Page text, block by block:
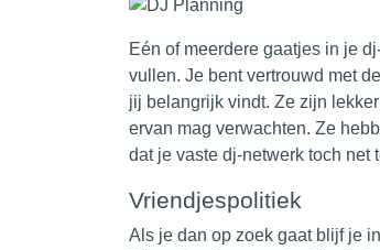
Eén of meerdere gaatjes in je
vullen. Je bent vertrouwd met de
jij belangrijk vindt. Ze zijn
ervan mag verwachten. Ze
dat je vaste dj-netwerk toch net
Vriendjespolitiek
Als je dan op zoek gaat blijf je